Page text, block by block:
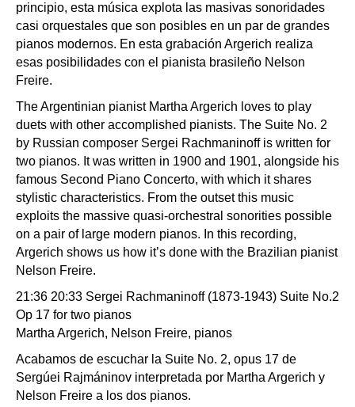
principio, esta música explota las masivas sonoridades
casi orquestales que son posibles en un par de grandes
pianos modernos. En esta grabación Argerich realiza
esas posibilidades con el pianista brasileño Nelson
Freire.
The Argentinian pianist Martha Argerich loves to play
duets with other accomplished pianists. The Suite No. 2
by Russian composer Sergei Rachmaninoff is written for
two pianos. It was written in 1900 and 1901, alongside his
famous Second Piano Concerto, with which it shares
stylistic characteristics. From the outset this music
exploits the massive quasi-orchestral sonorities possible
on a pair of large modern pianos. In this recording,
Argerich shows us how it’s done with the Brazilian pianist
Nelson Freire.
21:36 20:33 Sergei Rachmaninoff (1873-1943) Suite No.2
Op 17 for two pianos
Martha Argerich, Nelson Freire, pianos
Acabamos de escuchar la Suite No. 2, opus 17 de
Sergúei Rajmáninov interpretada por Martha Argerich y
Nelson Freire a los dos pianos.